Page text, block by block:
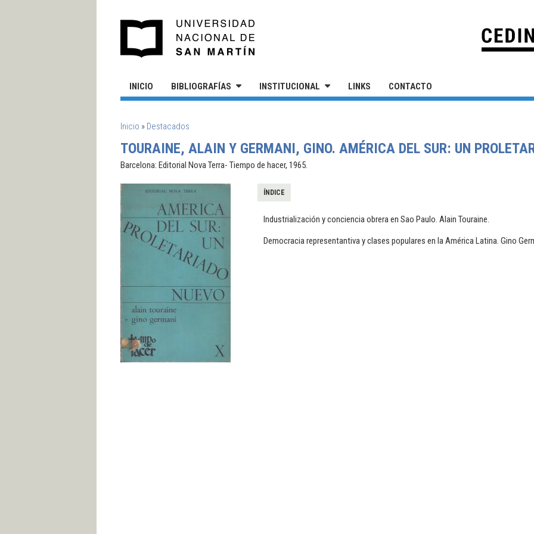
INICIO BIBLIOGRAFÍAS INSTITUCIONAL LINKS CONTACTO
SE ENCUENTRA USTED AQUÍ
Inicio » Destacados
TOURAINE, ALAIN Y GERMANI, GINO. AMÉRICA DEL SUR: UN
Barcelona: Editorial Nova Terra- Tiempo de hacer, 1965.
ÍNDICE
Industrialización y conciencia obrera en Sao Paulo. Alain Touraine.
Democracia representantiva y clases populares en la América Latina. Gino